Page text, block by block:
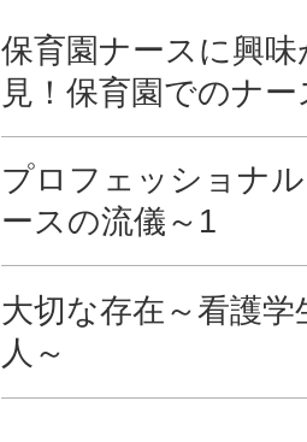
保育園ナースに興
見！保育園でのナ
プロフェッショナ
ースの流儀～1
大切な存在～看護学
人～